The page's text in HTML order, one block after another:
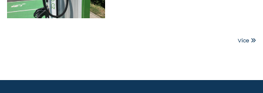
Více